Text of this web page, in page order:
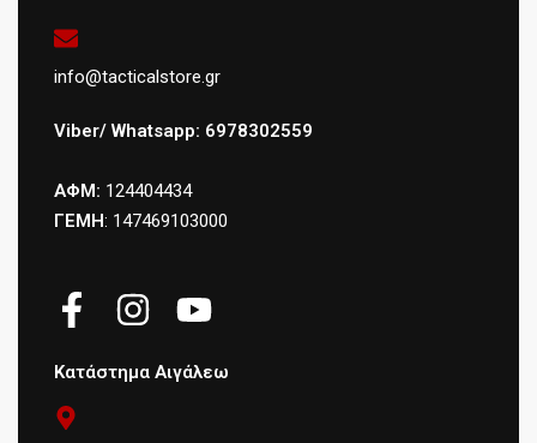
info@tacticalstore.gr
Viber/ Whatsapp: 6978302559
ΑΦΜ: 124404434
ΓΕΜΗ: 147469103000
Κατάστημα Αιγάλεω